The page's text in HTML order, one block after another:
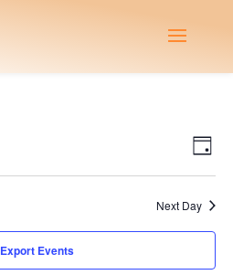
Day
Next Day
Export Events